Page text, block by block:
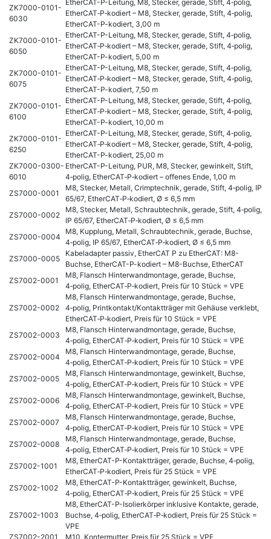
ZK7000-0101-
6030
EtherCAT-P-Leitung, M8, Stecker, gerade, Stift, 4‑polig,
EtherCAT‑P‑kodiert – M8, Stecker, gerade, Stift, 4‑polig,
EtherCAT-P-kodiert, 3,00 m
ZK7000-0101-
6050
EtherCAT-P-Leitung, M8, Stecker, gerade, Stift, 4‑polig,
EtherCAT‑P‑kodiert – M8, Stecker, gerade, Stift, 4‑polig,
EtherCAT-P-kodiert, 5,00 m
ZK7000-0101-
6075
EtherCAT-P-Leitung, M8, Stecker, gerade, Stift, 4‑polig,
EtherCAT‑P‑kodiert – M8, Stecker, gerade, Stift, 4‑polig,
EtherCAT-P-kodiert, 7,50 m
ZK7000-0101-
6100
EtherCAT-P-Leitung, M8, Stecker, gerade, Stift, 4‑polig,
EtherCAT‑P‑kodiert – M8, Stecker, gerade, Stift, 4‑polig,
EtherCAT-P-kodiert, 10,00 m
ZK7000-0101-
6250
EtherCAT-P-Leitung, M8, Stecker, gerade, Stift, 4‑polig,
EtherCAT‑P‑kodiert – M8, Stecker, gerade, Stift, 4‑polig,
EtherCAT-P-kodiert, 25,00 m
ZK7000-0300-
6010
EtherCAT-P-Leitung, PUR, M8, Stecker, gewinkelt, Stift,
4‑polig, EtherCAT‑P‑kodiert – offenes Ende, 1,00 m
ZS7000-0001
M8, Stecker, Metall, Crimptechnik, gerade, Stift, 4‑polig, IP
65/67, EtherCAT‑P‑kodiert, Ø ≤ 6,5 mm
ZS7000-0002
M8, Stecker, Metall, Schraubtechnik, gerade, Stift, 4‑polig,
IP 65/67, EtherCAT‑P‑kodiert, Ø ≤ 6,5 mm
ZS7000-0004
M8, Kupplung, Metall, Schraubtechnik, gerade, Buchse,
4‑polig, IP 65/67, EtherCAT‑P‑kodiert, Ø ≤ 6,5 mm
ZS7000-0005
Kabeladapter passiv, EtherCAT P zu EtherCAT: M8-
Buchse, EtherCAT-P-kodiert – M8-Buchse, EtherCAT
ZS7002-0001
M8, Flansch Hinterwandmontage, gerade, Buchse,
4‑polig, EtherCAT‑P‑kodiert, Preis für 10 Stück = VPE
ZS7002-0002
M8, Flansch Hinterwandmontage, gerade, Buchse,
4‑polig, Printkontakt/Kontaktträger mit Gehäuse verklebt,
EtherCAT‑P‑kodiert, Preis für 10 Stück = VPE
ZS7002-0003
M8, Flansch Hinterwandmontage, gerade, Buchse,
4‑polig, EtherCAT‑P‑kodiert, Preis für 10 Stück = VPE
ZS7002-0004
M8, Flansch Hinterwandmontage, gerade, Buchse,
4‑polig, EtherCAT‑P‑kodiert, Preis für 10 Stück = VPE
ZS7002-0005
M8, Flansch Hinterwandmontage, gewinkelt, Buchse,
4‑polig, EtherCAT‑P‑kodiert, Preis für 10 Stück = VPE
ZS7002-0006
M8, Flansch Hinterwandmontage, gewinkelt, Buchse,
4‑polig, EtherCAT‑P‑kodiert, Preis für 10 Stück = VPE
ZS7002-0007
M8, Flansch Hinterwandmontage, gerade, Buchse,
4‑polig, EtherCAT‑P‑kodiert, Preis für 10 Stück = VPE
ZS7002-0008
M8, Flansch Hinterwandmontage, gerade, Buchse,
4‑polig, EtherCAT‑P‑kodiert, Preis für 10 Stück = VPE
ZS7002-1001
M8, EtherCAT-P-Kontaktträger, gerade, Buchse, 4‑polig,
EtherCAT‑P‑kodiert, Preis für 25 Stück = VPE
ZS7002-1002
M8, EtherCAT-P-Kontaktträger, gewinkelt, Buchse,
4‑polig, EtherCAT‑P‑kodiert, Preis für 25 Stück = VPE
ZS7002-1003
M8, EtherCAT-P-Isolierkörper inklusive Kontakte, gerade,
Buchse, 4‑polig, EtherCAT‑P‑kodiert, Preis für 25 Stück =
VPE
ZS7002-2001
M10, Kontermutter, Preis für 25 Stück = VPE